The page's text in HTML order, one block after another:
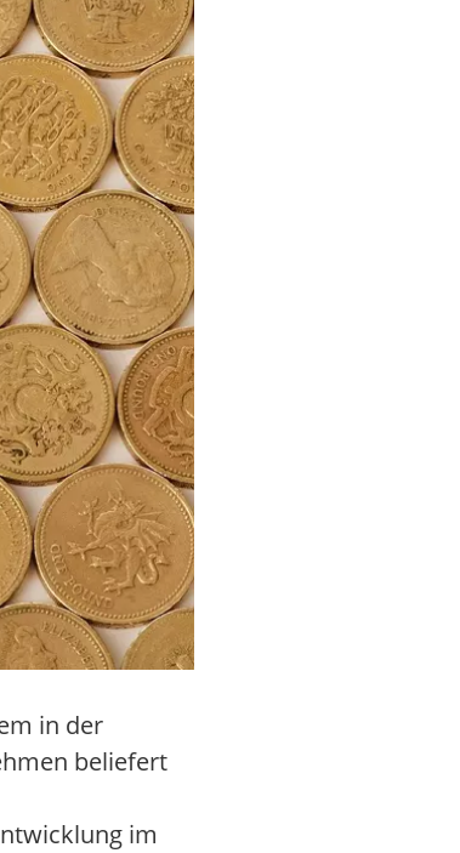
in der
beliefert
im